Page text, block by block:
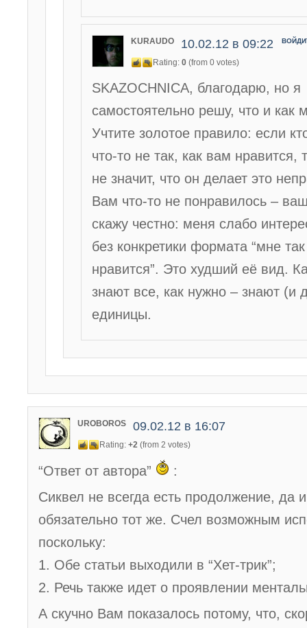
KURAUDO 10.02.12 в 09:22
Rating: 0 (from 0 votes)
SKAZOCHNICA, благодарю, но я
самостоятельно решу, что и как
Учтите золотое правило: если
что-то не так, как вам нравится,
не значит, что он делает это
Вам что-то не понравилось –
скажу честно: меня слабо
без конкретики формата “мне
нравится”. Это худший её вид.
знают все, как нужно – знают (и
единицы.
UROBOROS 09.02.12 в 16:07
Rating: +2 (from 2 votes)
“Ответ от автора”
:
Сиквел не всегда есть продолжение, да
обязательно тот же. Счел возможным
поскольку:
1. Обе статьи выходили в “Хет-трик”;
2. Речь также идет о проявлении
А скучно Вам показалось потому, что,